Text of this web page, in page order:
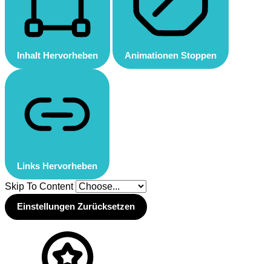
Inhalt Hervorheben Animationen Stoppen
Links Hervorheben
Skip To Content
Einstellungen Zurücksetzen